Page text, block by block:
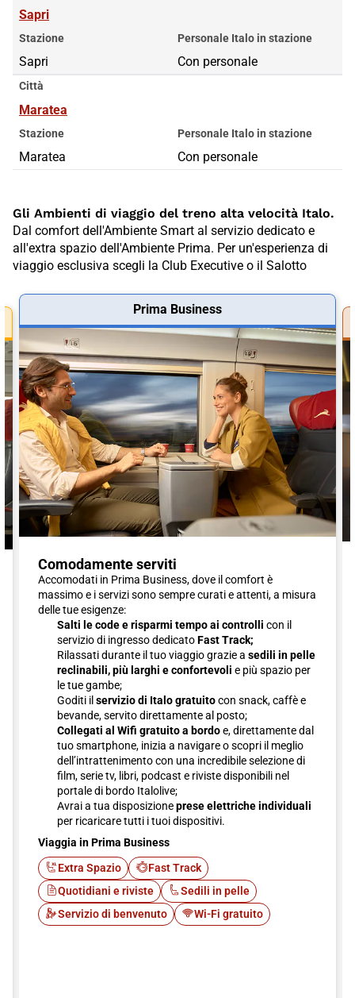
Sapri
Stazione
Sapri
Personale Italo in stazione
Con personale
Città
Maratea
Stazione
Maratea
Personale Italo in stazione
Con personale
Gli Ambienti di viaggio del treno alta velocità Italo.
Dal comfort dell'Ambiente Smart al servizio dedicato e
all'extra spazio dell'Ambiente Prima. Per un'esperienza di
viaggio esclusiva scegli la Club Executive o il Salotto
Prima Business
Comodamente serviti
Accomodati in Prima Business, dove il comfort è
massimo e i servizi sono sempre curati e attenti, a misura
delle tue esigenze:
Salti le code e risparmi tempo ai controlli con il
servizio di ingresso dedicatoFast Track;
Rilassati durante il tuo viaggio grazie a sedili in pelle
reclinabili, più larghi e confortevoli e più spazio per
le tue gambe;
Goditi il servizio di Italo gratuitocon snack, caffè e
bevande, servito direttamente al posto;
Collegati al Wifi gratuito a bordoe, direttamente dal
tuo smartphone, inizia a navigare o scopri il meglio
dell’intrattenimento con una incredibile selezione di
film, serie tv, libri, podcast e riviste disponibili nel
portale di bordo Italolive;
Avrai a tua disposizioneprese elettriche individuali
per ricaricare tutti i tuoi dispositivi.
Viaggia in Prima Business
Extra Spazio
Fast Track
Quotidiani e riviste
Sedili in pelle
Servizio di benvenuto
Wi-Fi gratuito